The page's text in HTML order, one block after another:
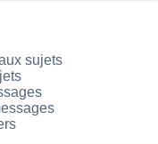
sujets